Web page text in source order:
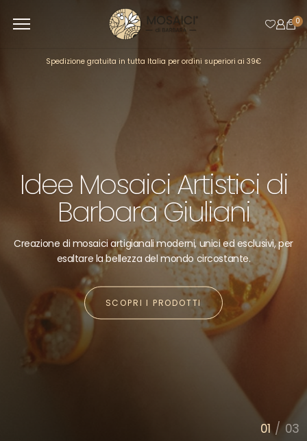
Spedizione gratuita in tutta Italia per ordini superiori ai 39€
Idee Mosaici Artistici di
Barbara Giuliani
Creazione di mosaici artigianali moderni, unici ed esclusivi, per
esaltare la bellezza del mondo circostante.
SCOPRI I PRODOTTI
Kit fai da te per mosaici
contemporanei
Crea il tuo mosaico moderno con facilità, grazie ai nostri kit fai
da te che rendono accessibile a tutti l’antica arte musiva
SCOPRI I PRODOTTI
Corsi di Mosaico
Lezioni personalizzate introducono all’arte dei mosaici
artigianali: adulti creano pregiati gioielli e complementi
d’arredo fatti a mano, mentre i bambini esplorano la creazione
di mosaici moderni attraverso la pixel art
SCOPRI DI PIÙ
01 / 03
0